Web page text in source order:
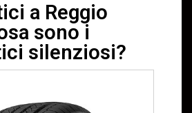
a Reggio
sono i
silenziosi?